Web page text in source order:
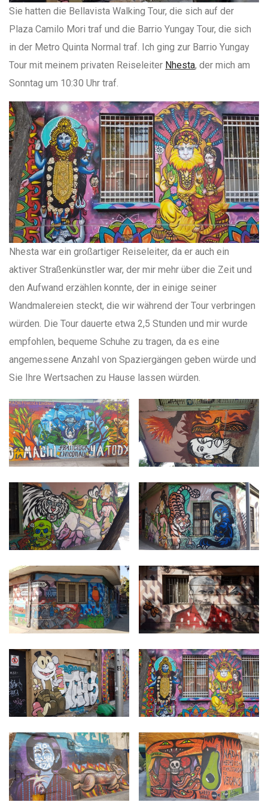
Sie hatten die Bellavista Walking Tour, die sich auf der
Plaza Camilo Mori traf und die Barrio Yungay Tour, die sich
in der Metro Quinta Normal traf. Ich ging zur Barrio Yungay
Tour mit meinem privaten Reiseleiter Nhesta, der mich am
Sonntag um 10:30 Uhr traf.
Nhesta war ein großartiger Reiseleiter, da er auch ein
aktiver Straßenkünstler war, der mir mehr über die Zeit und
den Aufwand erzählen konnte, der in einige seiner
Wandmalereien steckt, die wir während der Tour verbringen
würden. Die Tour dauerte etwa 2,5 Stunden und mir wurde
empfohlen, bequeme Schuhe zu tragen, da es eine
angemessene Anzahl von Spaziergängen geben würde und
Sie Ihre Wertsachen zu Hause lassen würden.